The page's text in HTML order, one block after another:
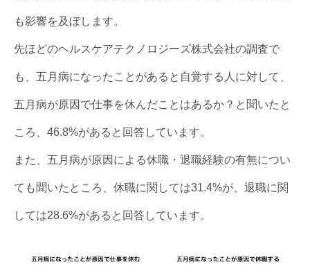
も影響を及ぼします。
先ほどのヘルスケアテクノロジーズ株式会社の調査で
も、五月病になったことがあると自覚する人に対して、
五月病が原因で仕事を休んだことはあるか？と聞いたと
ころ、46.8%があると回答しています。
また、五月病が原因による休職・退職経験の有無につい
ても聞いたところ、休職に関しては31.4%が、退職に関
しては28.6%があると回答しています。